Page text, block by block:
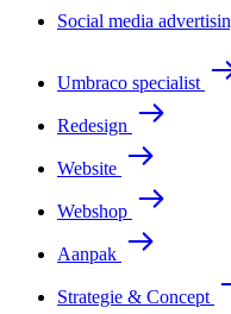
Social media
Umbraco specialist
Redesign
Website
Webshop
Aanpak
Strategie & Concept